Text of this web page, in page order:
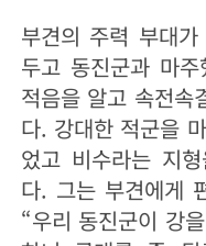
부견의 주력 부대
두고 동진군과 마
적음을 알고 속전속
다. 강대한 적군을
었고 비수라는 지
다. 그는 부견에게
“우리 동진군이 강